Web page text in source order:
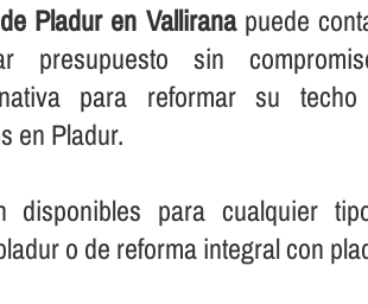
Pladur en Valliranapuede
presupuesto sin
para reformar su
en Pladur.
disponibles para cualquier
o de reforma integral con